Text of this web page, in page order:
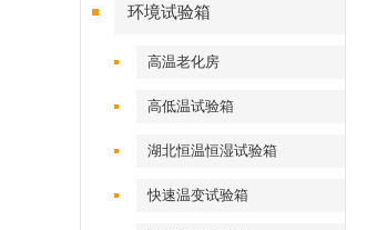
环境试验箱
高温老化房
高低温试验箱
湖北恒温恒湿试验箱
快速温变试验箱